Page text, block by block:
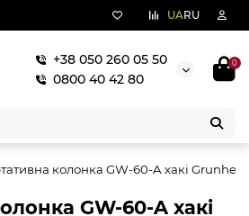
UARU
+38 050 260 05 50
0800 40 42 80
0
колонка GW-60-A хакі
GW-60-A хакі